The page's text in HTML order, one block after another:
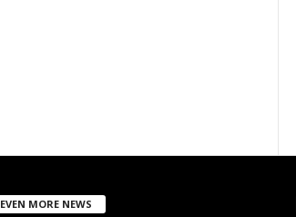
EVEN MORE NEWS